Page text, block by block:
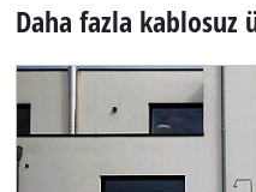
Daha fazla kablosuz